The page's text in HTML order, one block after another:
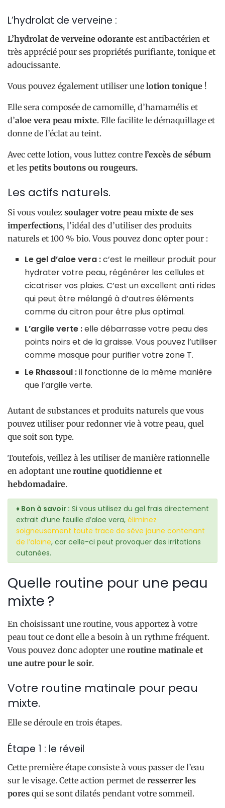
L’hydrolat de verveine :
L’hydrolat de verveine odorante est antibactérien et
très apprécié pour ses propriétés purifiante, tonique et
adoucissante.
Vous pouvez également utiliser une lotion tonique !
Elle sera composée de camomille, d’hamamélis et
d’aloe vera peau mixte. Elle facilite le démaquillage et
donne de l’éclat au teint.
Avec cette lotion, vous luttez contre l’excès de sébum
et les petits boutons ou rougeurs.
Les actifs naturels.
Si vous voulez soulager votre peau mixte de ses
imperfections, l’idéal des d’utiliser des produits
naturels et 100 % bio. Vous pouvez donc opter pour :
Le gel d’aloe vera :c’est le meilleur produit pour
hydrater votre peau, régénérer les cellules et
cicatriser vos plaies. C’est un excellent anti rides
qui peut être mélangé à d’autres éléments
comme du citron pour être plus optimal.
L’argile verte :elle débarrasse votre peau des
points noirs et de la graisse. Vous pouvez l’utiliser
comme masque pour purifier votre zone T.
Le Rhassoul :il fonctionne de la même manière
que l’argile verte.
Autant de substances et produits naturels que vous
pouvez utiliser pour redonner vie à votre peau, quel
que soit son type.
Toutefois, veillez à les utiliser de manière rationnelle
en adoptant une routine quotidienne et
hebdomadaire.
♦ Bon à savoir : Si vous utilisez du gel frais directement
extrait d’une feuille d’aloe vera, éliminez
soigneusement toute trace de sève jaune contenant
de l’aloïne, car celle-ci peut provoquer des irritations
cutanées.
Quelle routine pour une peau
mixte ?
En choisissant une routine, vous apportez à votre
peau tout ce dont elle a besoin à un rythme fréquent.
Vous pouvez donc adopter une routine matinale et
une autre pour le soir.
Votre routine matinale pour peau
mixte.
Elle se déroule en trois étapes.
Étape 1 : le réveil
Cette première étape consiste à vous passer de l’eau
sur le visage. Cette action permet de resserrer les
pores qui se sont dilatés pendant votre sommeil.